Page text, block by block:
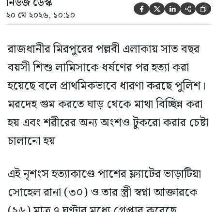
২০ মে ২০২৬, ১০:১০     
রাজধানীর মিরপুরের পল্লবী এলাকায় সাত বছর
বয়সী শিশু লামিসাকে ধর্ষণের পর হত্যা করা
হয়েছে বলে প্রাথমিকভাবে ধারণা করছে পুলিশ।
মরদেহ গুম করতে ঘাড় থেকে মাথা বিচ্ছিন্ন করা
হয় এবং শরীরের অন্য অংশও টুকরো করার চেষ্টা
চালানো হয়
এই নৃশংস হত্যাকাণ্ডে পাশের ফ্ল্যাটের ভাড়াটিয়া
সোহেল রানা (৩০) ও তার স্ত্রী স্বপ্না আক্তারকে